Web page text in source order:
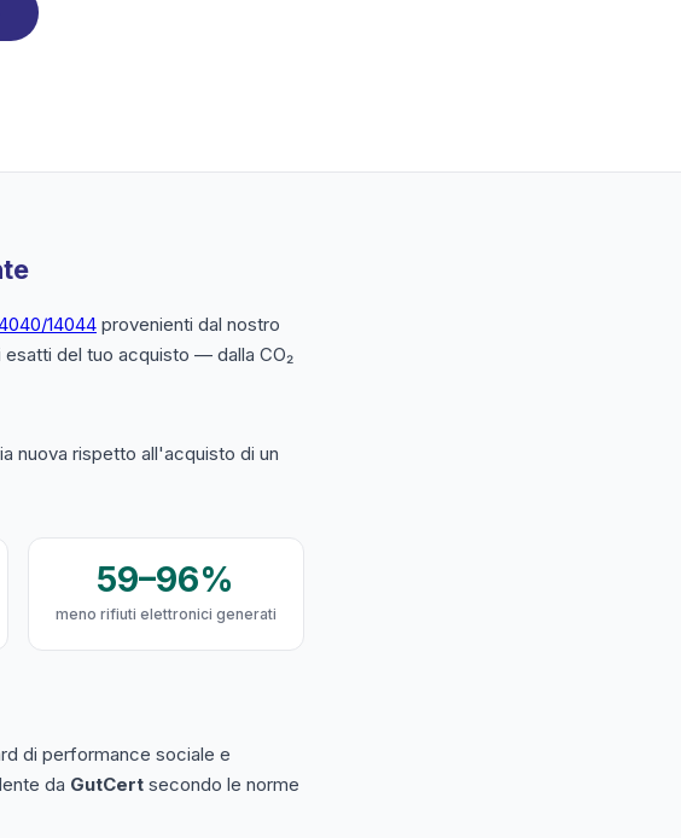
14044 provenienti dal nostro
esatti del tuo acquisto — dalla CO₂
nuova rispetto all'acquisto di un
59–96%
meno rifiuti elettronici generati
di performance sociale e
da GutCert secondo le norme